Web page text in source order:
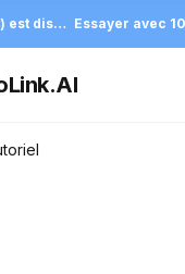
MiniMax H3 (Hailuo 3) est disponible sur EvoLink Essayer avec